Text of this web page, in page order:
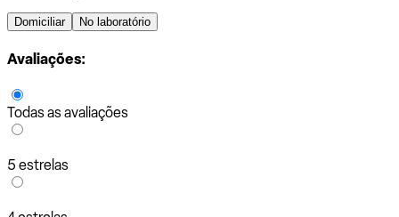
Domiciliar No laboratório
Avaliações:
Todas as avaliações
5 estrelas